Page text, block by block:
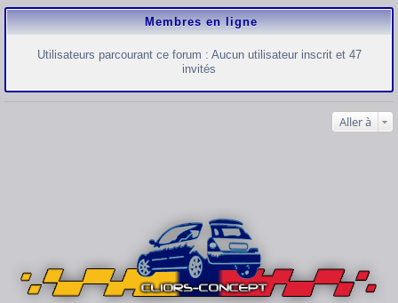
Membres en ligne
Utilisateurs parcourant ce forum : Aucun utilisateur inscrit et 47
invités
Aller à